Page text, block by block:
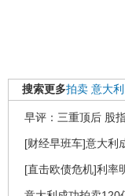
搜索更多拍卖 意大利
早评：三重顶后 股
[财经早班车]意大利
[直击欧债危机]利率